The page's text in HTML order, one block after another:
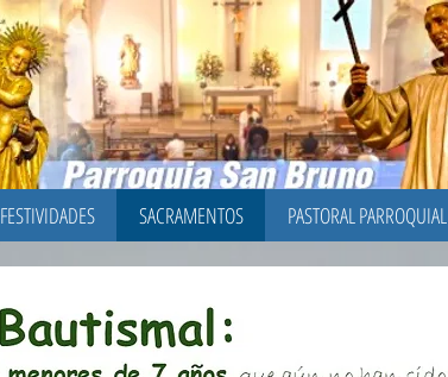
FESTIVIDADES SACRAMENTOS PASTORAL PARROQUIAL